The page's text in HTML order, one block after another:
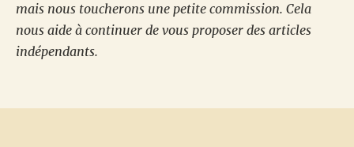
mais nous toucherons une petite commission. Cela
nous aide à continuer de vous proposer des articles
indépendants.